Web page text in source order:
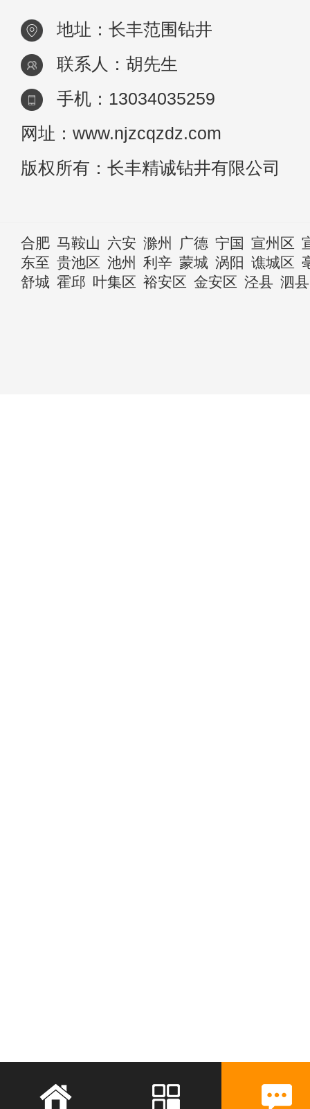
地址：长丰范围钻井
联系人：胡先生
手机：13034035259
网址：www.njzcqzdz.com
版权所有：长丰精诚钻井有限公司
合肥 马鞍山 六安 滁州 广德 宁国 宣州区
东至 贵池区 池州 利辛 蒙城 涡阳 谯城区
舒城 霍邱 叶集区 裕安区 金安区 泾县 泗县